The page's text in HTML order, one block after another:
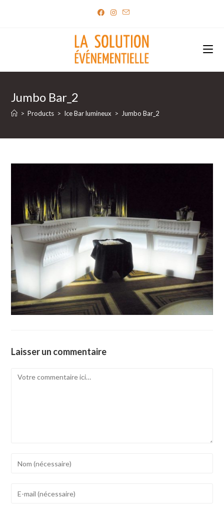
Jumbo Bar_2
> Products > Ice Bar lumineux > Jumbo Bar_2
Laisser un commentaire
Comment